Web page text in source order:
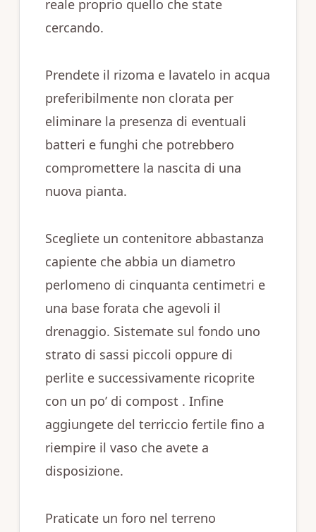
reale proprio quello che state
cercando.
Prendete il rizoma e lavatelo in acqua
preferibilmente non clorata per
eliminare la presenza di eventuali
batteri e funghi che potrebbero
compromettere la nascita di una
nuova pianta.
Scegliete un contenitore abbastanza
capiente che abbia un diametro
perlomeno di cinquanta centimetri e
una base forata che agevoli il
drenaggio. Sistemate sul fondo uno
strato di sassi piccoli oppure di
perlite e successivamente ricoprite
con un po’ di compost . Infine
aggiungete del terriccio fertile fino a
riempire il vaso che avete a
disposizione.
Praticate un foro nel terreno